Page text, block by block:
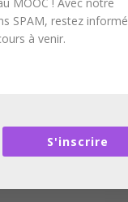
SPAM, restez informé
à venir.
S'inscrire